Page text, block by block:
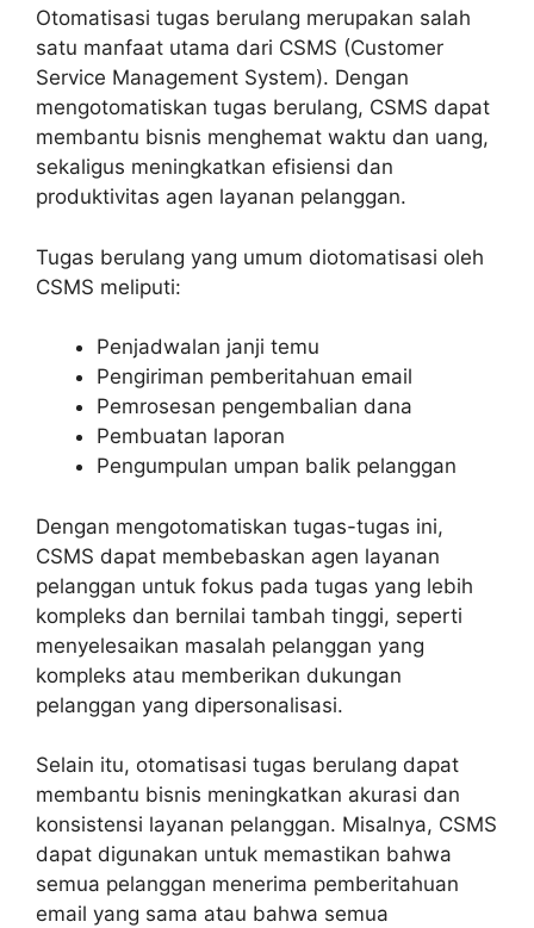
Otomatisasi tugas berulang merupakan salah
satu manfaat utama dari CSMS (Customer
Service Management System). Dengan
mengotomatiskan tugas berulang, CSMS dapat
membantu bisnis menghemat waktu dan uang,
sekaligus meningkatkan efisiensi dan
produktivitas agen layanan pelanggan.
Tugas berulang yang umum diotomatisasi oleh
CSMS meliputi:
Penjadwalan janji temu
Pengiriman pemberitahuan email
Pemrosesan pengembalian dana
Pembuatan laporan
Pengumpulan umpan balik pelanggan
Dengan mengotomatiskan tugas-tugas ini,
CSMS dapat membebaskan agen layanan
pelanggan untuk fokus pada tugas yang lebih
kompleks dan bernilai tambah tinggi, seperti
menyelesaikan masalah pelanggan yang
kompleks atau memberikan dukungan
pelanggan yang dipersonalisasi.
Selain itu, otomatisasi tugas berulang dapat
membantu bisnis meningkatkan akurasi dan
konsistensi layanan pelanggan. Misalnya, CSMS
dapat digunakan untuk memastikan bahwa
semua pelanggan menerima pemberitahuan
email yang sama atau bahwa semua